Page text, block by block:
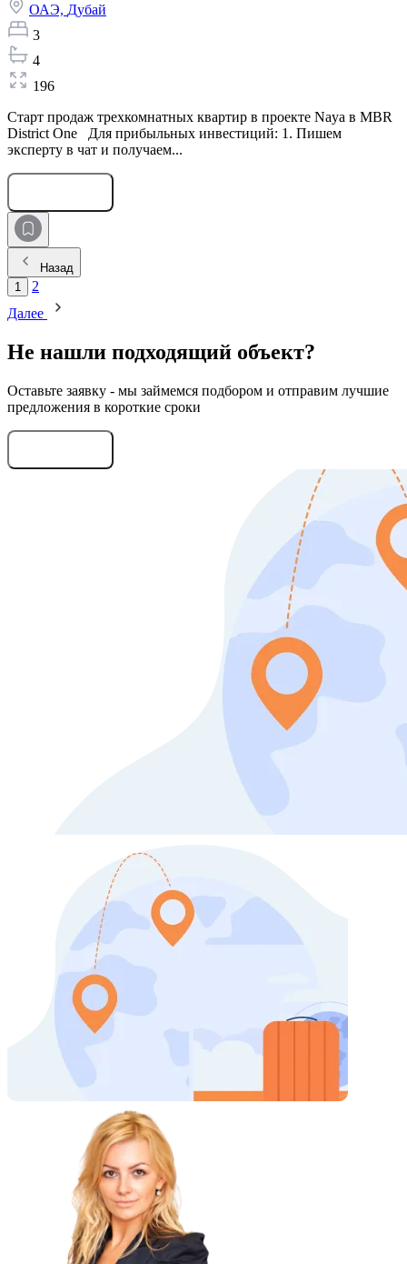
ОАЭ, Дубай
3
4
196
Старт продаж трехкомнатных квартир в проекте Naya в MBR
District One Для прибыльных инвестиций: 1. Пишем
эксперту в чат и получаем...
Назад
1
2
Далее
Не нашли подходящий объект?
Оставьте заявку - мы займемся подбором и отправим лучшие
предложения в короткие сроки